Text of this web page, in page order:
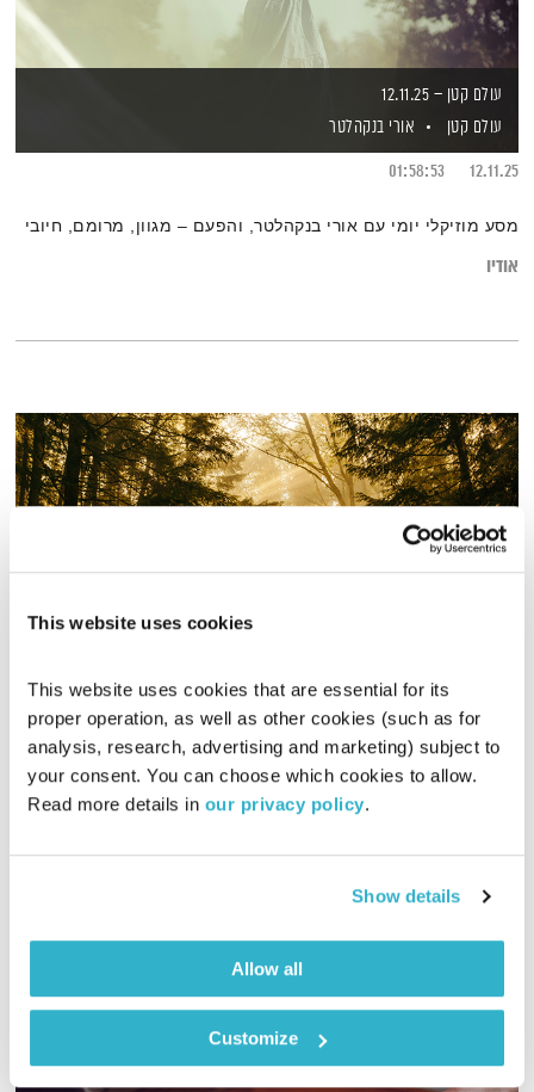
This website uses cookies
This website uses cookies that are essential for its
proper operation, as well as other cookies (such as for
analysis, research, advertising and marketing) subject to
your consent. You can choose which cookies to allow.
Read more details in our privacy policy.
Show details
Allow all
Customize
עולם קטן – 12.11.25
עולם קטן
אורי בנקהלטר
12.11.25
01:58:53
מסע מוזיקלי יומי עם אורי בנקהלטר, והפעם – מגוון, מרומם, חיובי
אודיו
שירים, שורות ושקט – 4.11.23
שירים, שורות ושקט
בני בשן
01:00:06
הפעם למרגלות שועל, חמור ואריה, נפגוש מיגל ולא מיגל, ונזכור